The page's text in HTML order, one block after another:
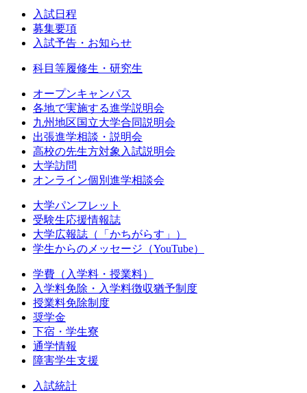
入試日程
募集要項
入試予告・お知らせ
科目等履修生・研究生
オープンキャンパス
各地で実施する進学説明会
九州地区国立大学合同説明会
出張進学相談・説明会
高校の先生方対象入試説明会
大学訪問
オンライン個別進学相談会
大学パンフレット
受験生応援情報誌
大学広報誌（「かちがらす」）
学生からのメッセージ（YouTube）
学費（入学料・授業料）
入学料免除・入学料徴収猶予制度
授業料免除制度
奨学金
下宿・学生寮
通学情報
障害学生支援
入試統計